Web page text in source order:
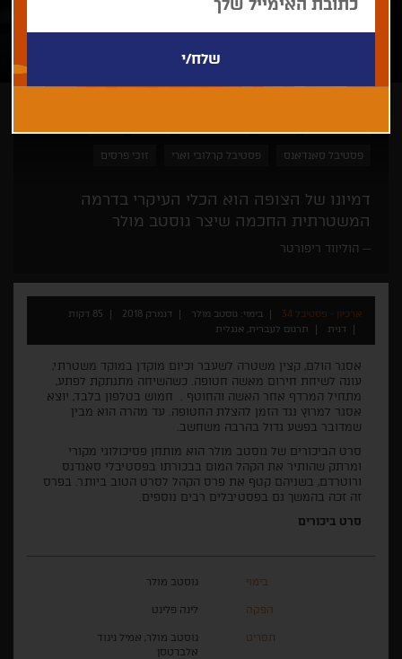
פסטיבל סאנדאנס פסטיבל קרלובי וארי זוכי פרסים
דמיונו של הצופה הוא הכלי העיקרי בדרמה
המשטרתית החכמה שיצר גוסטב מולר
הוליווד ריפורטר
ארכיון - פסטיבל 34 בימוי: גוסטב מולר דנמרק 2018
85 דקות
דנית
תרגום לעברית, אנגלית
אסגר הולם, קצין משטרה לשעבר וכיום מוקדן במוקד משטרתי,
עונה לשיחת חירום מאשה חטופה. כשהשיחה מתנתקת לפתע,
מתחיל המרדף אחר האשה והחוטף . חמוש בטלפון בלבד, יוצא
אסגר למרוץ נגד הזמן להצלת החטופה. עד מהרה הוא מבין
שמדובר בפשע גדול בהרבה משחשב.
סרט הביכורים של גוסטב מולר הוא מותחן פסיכולוגי מקורי
ומרתק שהותיר את הקהל המום בבכורתו בפסטיבלי סאנדנס
ורוטרדם, בשניהם קטף את פרס הקהל לסרט הטוב ביותר. בפרס
זה זכה בהמשך גם בפסטיבלים רבים נוספים.
סרט ביכורים
בימוי גוסטב מולר
הפקה לינה פלינט
תסריט
גוסטב מולר, אמיל ניגוד
אלברטסן